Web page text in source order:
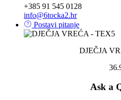
+385 91 545 0128
info@6tocka2.hr
Postavi pitanje
DJEČJA
Ask a